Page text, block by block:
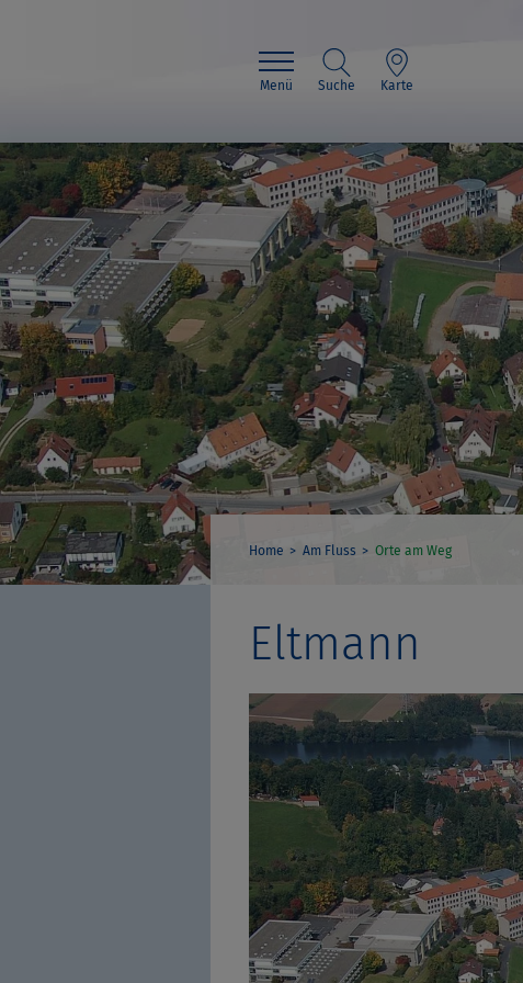
Menü Suche Karte
Home Am Fluss Orte am Weg
Eltmann